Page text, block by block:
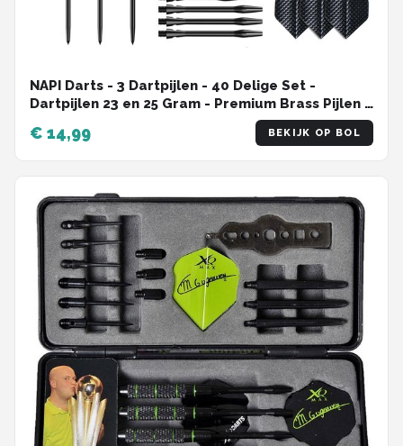
NAPI Darts - 3 Dartpijlen - 40 Delige Set -
Dartpijlen 23 en 25 Gram - Premium Brass Pijlen -
Hoge kwaliteit Steeltip - Inclusief Dart Flights - 2
Verschillende Lengtes - Inclusief Dart Case
€ 14,99 BEKIJK OP BOL